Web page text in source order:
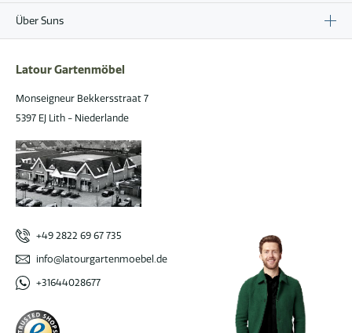
Über Suns
Latour Gartenmöbel
Monseigneur Bekkersstraat 7
5397 EJ Lith - Niederlande
+49 2822 69 67 735
info@latourgartenmoebel.de
+31644028677